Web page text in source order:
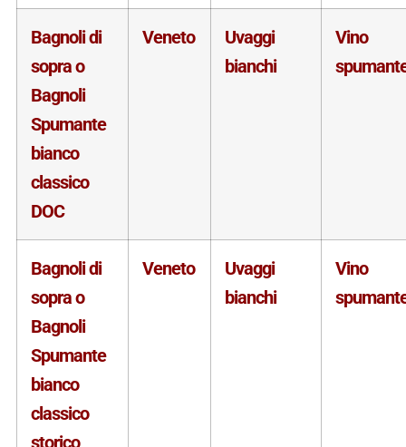
Bagnoli di
sopra o
Bagnoli
Spumante
bianco
classico
DOC
Veneto
Uvaggi
bianchi
Vino
Bagnoli di
sopra o
Bagnoli
Spumante
bianco
classico
storico
Veneto
Uvaggi
bianchi
Vino